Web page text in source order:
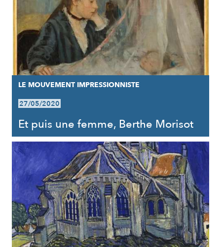
LE MOUVEMENT IMPRESSIONNISTE
27/05/2020
Et puis une femme, Berthe Morisot